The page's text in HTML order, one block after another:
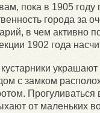
пока в 1905 году
города за
в чем активно
1902 года
с замком
Прогуливаться
от маленьких